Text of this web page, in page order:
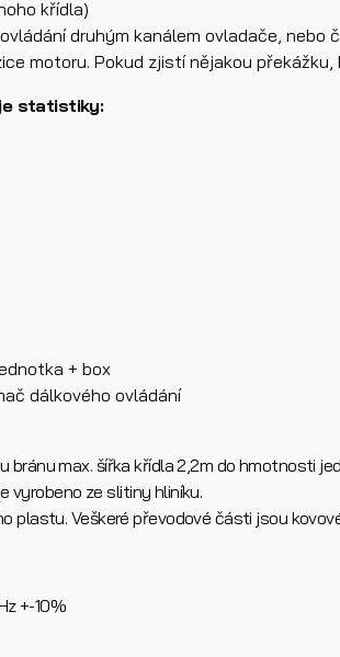
křídla)
druhým kanálem ovladače, nebo
motoru. Pokud zjistí nějakou překážku,
statistiky:
+ box
dálkového ovládání
bránu max. šířka křídla 2,2m do hmotnosti
vyrobeno ze slitiny hliníku.
plastu. Veškeré převodové části jsou
+-10%
srozuměn/a se